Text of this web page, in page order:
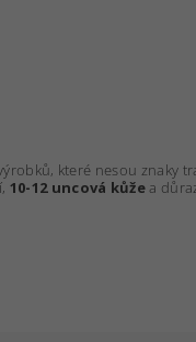
které nesou znaky
10-12 uncová kůže a